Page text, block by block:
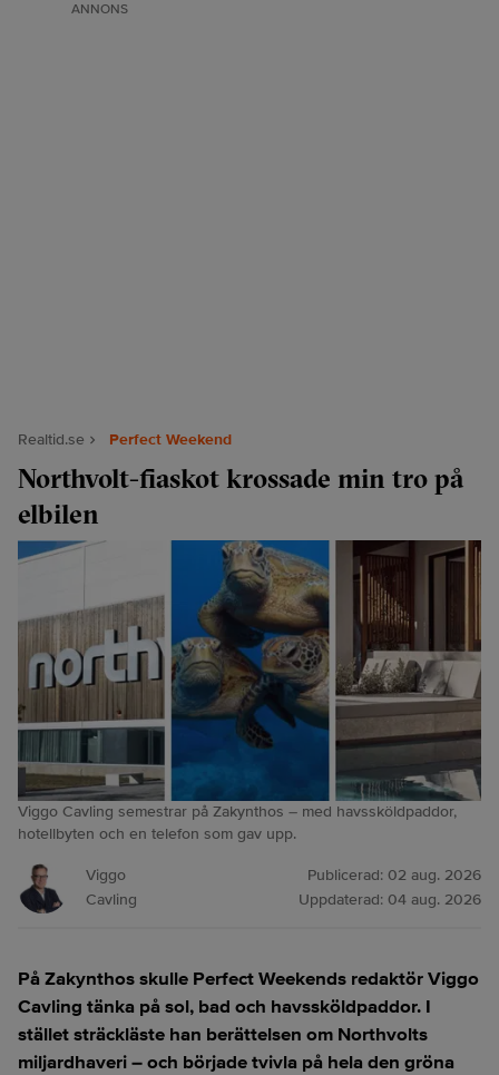
ANNONS
Realtid.se Perfect Weekend
Northvolt-fiaskot krossade min tro på
elbilen
Viggo Cavling semestrar på Zakynthos – med havssköldpaddor,
hotellbyten och en telefon som gav upp.
Viggo
Cavling
Publicerad: 02 aug. 2026
Uppdaterad: 04 aug. 2026
På Zakynthos skulle Perfect Weekends redaktör Viggo
Cavling tänka på sol, bad och havssköldpaddor. I
stället sträckläste han berättelsen om Northvolts
miljardhaveri – och började tvivla på hela den gröna